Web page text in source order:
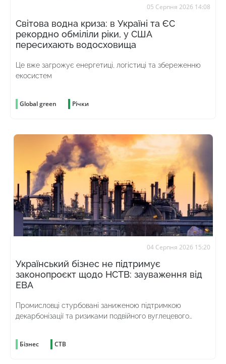
05 Серпня 2026 14:08
Світова водна криза: в Україні та ЄС
рекордно обміліли ріки, у США
пересихають водосховища
Це вже загрожує енергетиці, логістиці та збереженню
екосистем
Global green Річки
04 Серпня 2026 15:20
Український бізнес не підтримує
законопроєкт щодо НСТВ: зауваження від
ЕВА
Промисловці стурбовані заниженою підтримкою
декарбонізації та ризиками подвійного вуглецевого
Бізнес СТВ